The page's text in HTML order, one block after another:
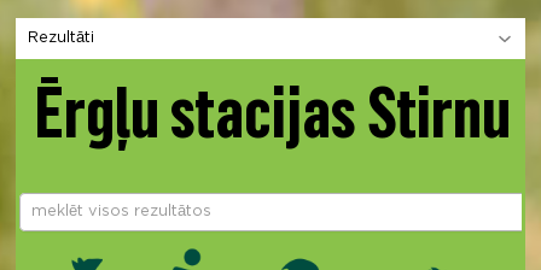
Izvēlies sadaļu
Ērgļu stacijas Stirnu